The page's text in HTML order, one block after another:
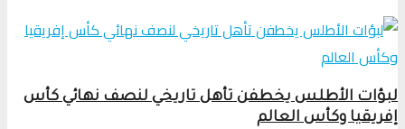
لبؤات الأطلس يخطفن تأهل تاريخي لنصف نهائي كأس
إفريقيا وكأس العالم